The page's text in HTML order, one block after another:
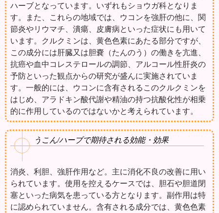
ハーブとなっています。いずれもショウガ科となりま
す。また、これらの地域では、ウコンを強肝の他に、関
節炎やリウマチ、潰瘍、皮膚病といった症状にも用いて
います。クルクミンは、黄色色素にあたる部分ですが、
この成分には肝臓又は胆嚢（たんのう）の働きを亢進、
抗癌や血中コレステロールの調節、アルコール性肝炎の
予防といった観点からの研究が盛んに実施されていま
す。一般的には、ウコンに含有されるこのクルクミンを
はじめ、アラドキン酸代謝や精油の持つ抗酸化性が相乗
的に作用しているのではないかと考えられています。
うこん/ハーブで期待される効能・効果
消炎、利胆、強肝作用など。主に消化不良の改善に用い
られています。使用を控えるケースでは、胆石や胆道閉
塞といった病気を患っている方となります。副作用は特
に認められていません。含有される成分では、黄色色素